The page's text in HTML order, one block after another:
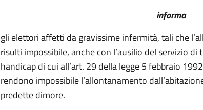
informa
gli elettori affetti da gravissime infermità, tali che
risulti impossibile, anche con l’ausilio del servizio
handicap di cui all’art. 29 della legge 5 febbraio
rendono impossibile l’allontanamento
predette dimore.